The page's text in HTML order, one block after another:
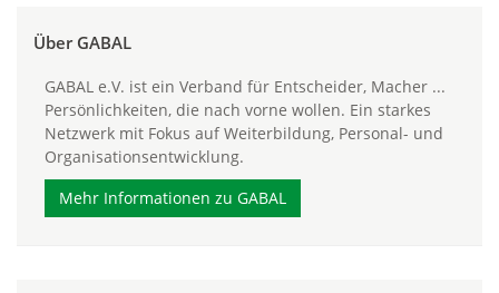
Über GABAL
GABAL e.V. ist ein Verband für Entscheider, Macher ...
Persönlichkeiten, die nach vorne wollen. Ein starkes
Netzwerk mit Fokus auf Weiterbildung, Personal- und
Organisationsentwicklung.
Mehr Informationen zu GABAL